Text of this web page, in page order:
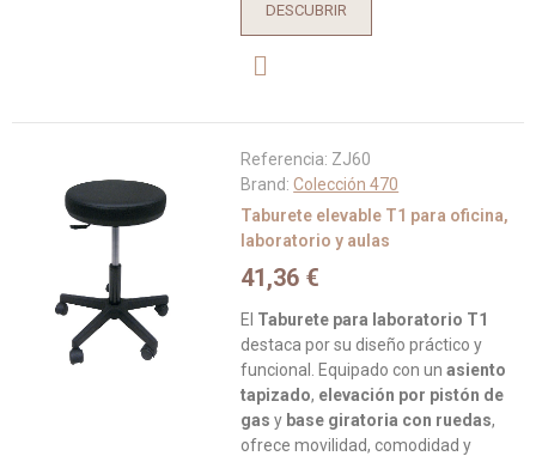
DESCUBRIR
Referencia: ZJ60
Brand:Colección 470
Taburete elevable T1 para oficina,
laboratorio y aulas
41,36 €
El Taburete para laboratorio T1
destaca por su diseño práctico y
funcional. Equipado con unasiento
tapizado, elevación por pistón de
gas y base giratoria con ruedas,
ofrece movilidad, comodidad y